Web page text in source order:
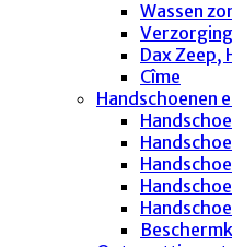
Wassen
Dax Zeep,
Cîme
Handschoenen